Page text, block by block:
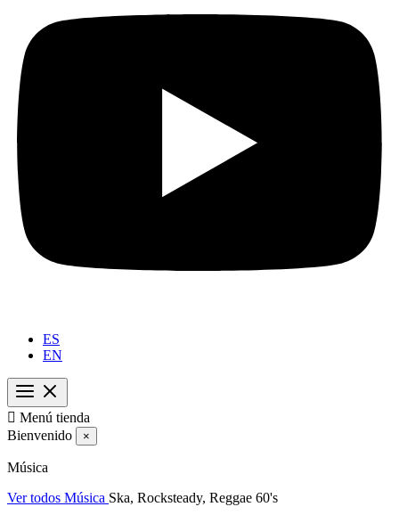
ES
EN
 Menú tienda
Bienvenido
×
Música
Ver todos Música Ska, Rocksteady, Reggae 60's